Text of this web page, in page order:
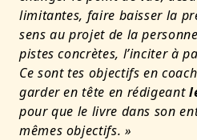
limitantes, faire baisser la
sens au projet de la
pistes concrètes, l’inciter à
Ce sont tes objectifs en
garder en tête en rédigeant
pour que le livre dans son
mêmes objectifs. »